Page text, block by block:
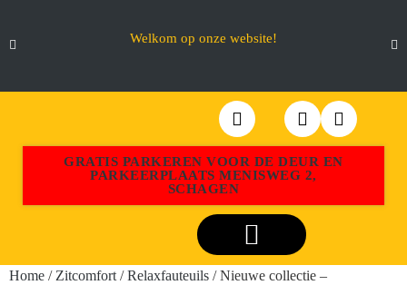
Welkom op onze website!
GRATIS PARKEREN VOOR DE DEUR EN
PARKEERPLAATS MENISWEG 2,
SCHAGEN
Home / Zitcomfort /Relaxfauteuils / Nieuwe collectie –